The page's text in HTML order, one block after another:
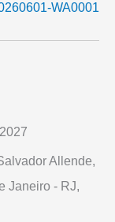
Allende,
Janeiro - RJ,